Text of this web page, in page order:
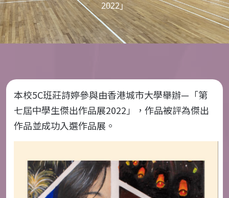
2022」
本校5C班莊詩婷參與由香港城市大學舉辦—「第
七屆中學生傑出作品展2022」，作品被評為傑出
作品並成功入選作品展。